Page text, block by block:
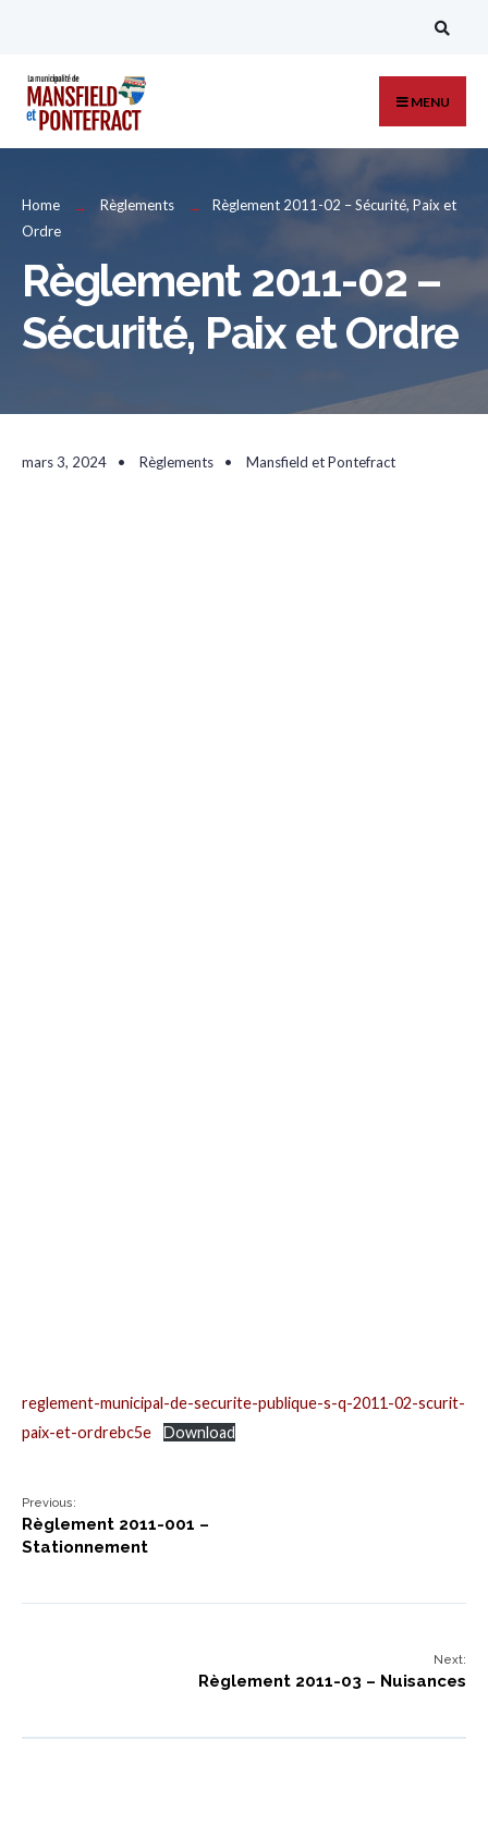
content
MENU
Home Règlements
Règlement 2011-02 – Sécurité, Paix et
Ordre
Règlement 2011-02 –
Sécurité, Paix et Ordre
mars 3, 2024 • Règlements • Mansfield et Pontefract
reglement-municipal-de-securite-publique-s-q-2011-02-scurit-
paix-et-ordrebc5e
Download
Previous:
Règlement 2011-001 –
Stationnement
Next:
Règlement 2011-03 – Nuisances